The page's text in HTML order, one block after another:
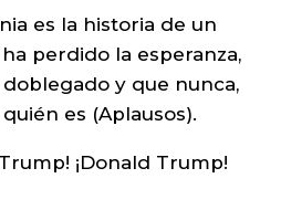
es la historia de un
perdido la esperanza,
y que nunca,
es (Aplausos).
¡Donald Trump!